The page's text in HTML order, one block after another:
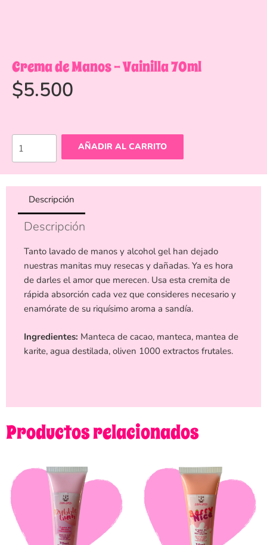
Crema de Manos – Vainilla 70ml
$5.500
AÑADIR AL CARRITO
Descripción
Descripción
Tanto lavado de manos y alcohol gel han dejado
nuestras manitas muy resecas y dañadas. Ya es hora
de darles el amor que merecen. Usa esta cremita de
rápida absorción cada vez que consideres necesario y
enamórate de su riquísimo aroma a sandía.
Ingredientes: Manteca de cacao, manteca, mantea de
karite, agua destilada, oliven 1000 extractos frutales.
Productos relacionados